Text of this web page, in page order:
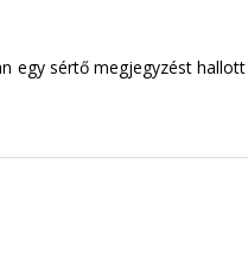
egy sértő megjegyzést